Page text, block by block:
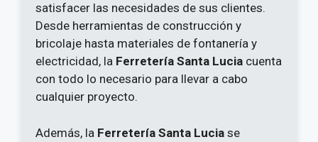
satisfacer las necesidades de sus clientes.
Desde herramientas de construcción y
bricolaje hasta materiales de fontanería y
electricidad, la Ferretería Santa Lucia cuenta
con todo lo necesario para llevar a cabo
cualquier proyecto.
Además, la Ferretería Santa Lucia se